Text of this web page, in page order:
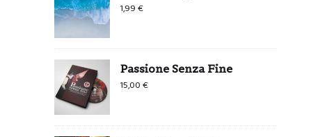
1,99€
Passione Senza Fine
15,00€